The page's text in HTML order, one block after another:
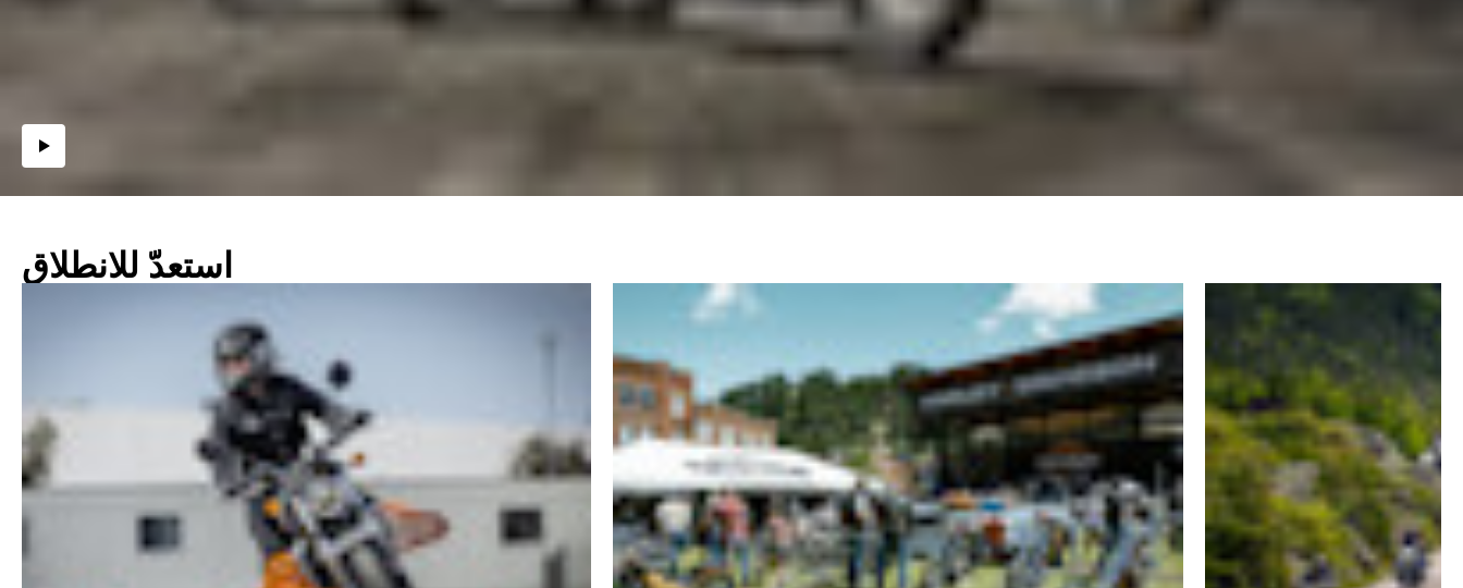
استعدّ للانطلاق